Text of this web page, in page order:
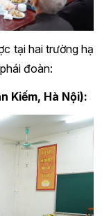
tại hai trường hạ
đoàn:
Kiếm, Hà Nội):